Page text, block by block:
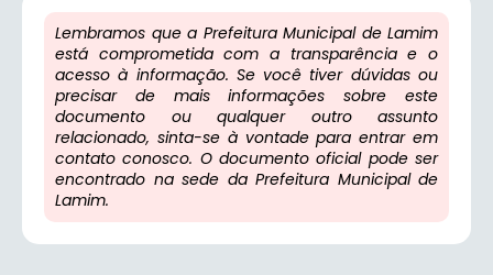
Lembramos que a Prefeitura Municipal de Lamim
está comprometida com a transparência e o
acesso à informação. Se você tiver dúvidas ou
precisar de mais informações sobre este
documento ou qualquer outro assunto
relacionado, sinta-se à vontade para entrar em
contato conosco. O documento oficial pode ser
encontrado na sede da Prefeitura Municipal de
Lamim.